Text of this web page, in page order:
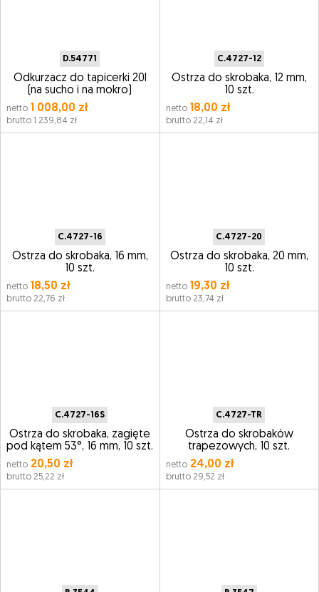
D.54771
Odkurzacz do tapicerki 20l
(na sucho i na mokro)
netto 1 008,00 zł
brutto 1 239,84 zł
C.4727-12
Ostrza do skrobaka, 12 mm,
10 szt.
netto18,00 zł
brutto 22,14 zł
C.4727-16
Ostrza do skrobaka, 16 mm,
10 szt.
netto 18,50 zł
brutto 22,76 zł
C.4727-20
Ostrza do skrobaka, 20 mm,
10 szt.
netto19,30 zł
brutto 23,74 zł
C.4727-16S
Ostrza do skrobaka, zagięte
pod kątem 53°, 16 mm, 10 szt.
netto 20,50 zł
brutto 25,22 zł
C.4727-TR
Ostrza do skrobaków
trapezowych, 10 szt.
netto24,00 zł
brutto 29,52 zł